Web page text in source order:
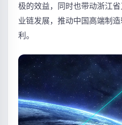
极的效益，同时也带动浙江
业链发展，推动中国高端制
利。